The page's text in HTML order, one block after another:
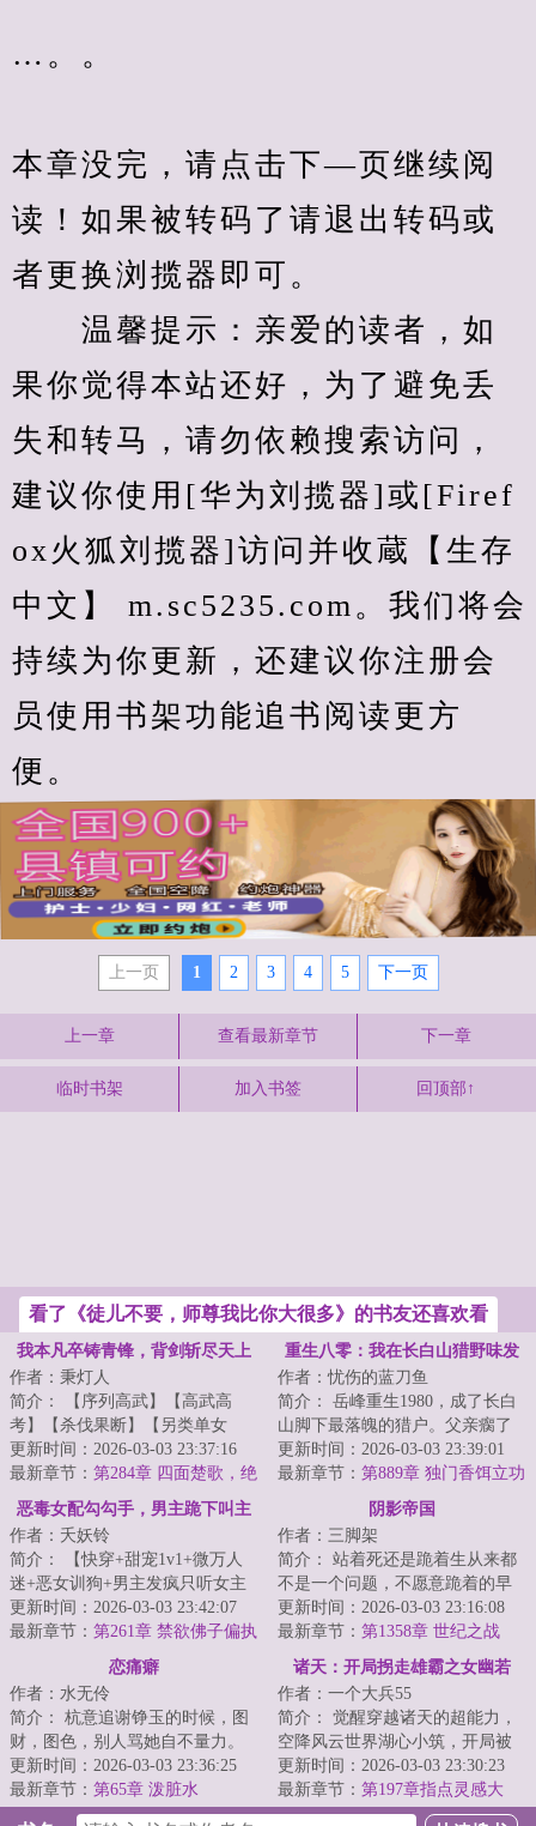
…。。
本章没完，请点击下—页继续阅
读！如果被转码了请退出转码或
者更换浏揽器即可。
温馨提示：亲爱的读者，如
果你觉得本站还好，为了避免丢
失和转马，请勿依赖搜索访问，
建议你使用[华为刘揽器]或[Firef
ox火狐刘揽器]访问并收蔵【生存
中文】 m.sc5235.com。我们将会
持续为你更新，还建议你注册会
员使用书架功能追书阅读更方
便。
上一页 1 2 3 4 5 下一页
上一章 查看最新章节 下一章
临时书架 加入书签 回顶部↑
看了《徒儿不要，师尊我比你大很多》的书友还喜欢看
我本凡卒铸青锋，背剑斩尽天上
作者：秉灯人
简介： 【序列高武】【高武高
考】【杀伐果断】【另类单女
主】【不压实力】\n欢迎来到无限
天元世...
更新时间：2026-03-03 23:37:16
最新章节： 第284章 四面楚歌，绝
路尽头
重生八零：我在长白山猎野味发
家
作者：忧伤的蓝刀鱼
简介： 岳峰重生1980，成了长白
山脚下最落魄的猎户。父亲瘸了
腿，家里日子过的捉襟见肘。
更新时间：2026-03-03 23:39:01
最新章节： 第889章 独门香饵立功
恶毒女配勾勾手，男主跪下叫主
作者：夭妖铃
简介： 【快穿+甜宠1v1+微万人
迷+恶女训狗+男主发疯只听女主
话+雄竞修罗场+一见钟情HE...
更新时间：2026-03-03 23:42:07
最新章节： 第261章 禁欲佛子偏执
溺宠娇弱妹妹（55）
阴影帝国
作者：三脚架
简介： 站着死还是跪着生从来都
不是一个问题，不愿意跪着的早
就站了起来，不敢站起来的一直
跪着，...
更新时间：2026-03-03 23:16:08
最新章节： 第1358章 世纪之战
恋痛癖
作者：水无伶
简介： 杭意追谢铮玉的时候，图
财，图色，别人骂她自不量力。
结果不仅真让她得逞，还扭脸把
人甩了...
更新时间：2026-03-03 23:36:25
最新章节： 第65章 泼脏水
诸天：开局拐走雄霸之女幽若
作者：一个大兵55
简介： 觉醒穿越诸天的超能力，
空降风云世界湖心小筑，开局被
幽若用剑指着脖子。
更新时间：2026-03-03 23:30:23
最新章节： 第197章指点灵感大
王，得《黑水诀》